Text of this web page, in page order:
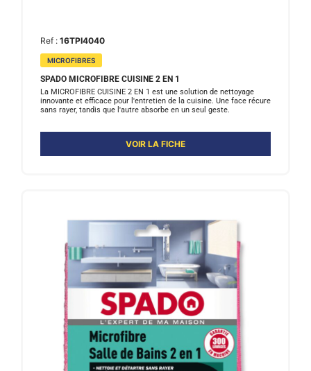
Ref : 16TPI4040
MICROFIBRES
SPADO MICROFIBRE CUISINE 2 EN 1
La MICROFIBRE CUISINE 2 EN 1 est une solution de nettoyage
innovante et efficace pour l'entretien de la cuisine. Une face récure
sans rayer, tandis que l'autre absorbe en un seul geste.
VOIR LA FICHE